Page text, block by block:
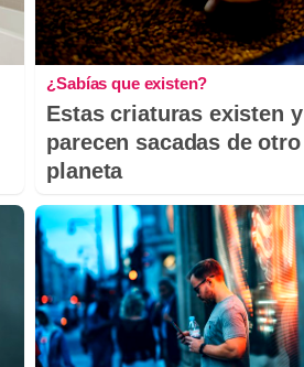
¿Sabías que existen?
Estas criaturas existen y
parecen sacadas de otro
planeta